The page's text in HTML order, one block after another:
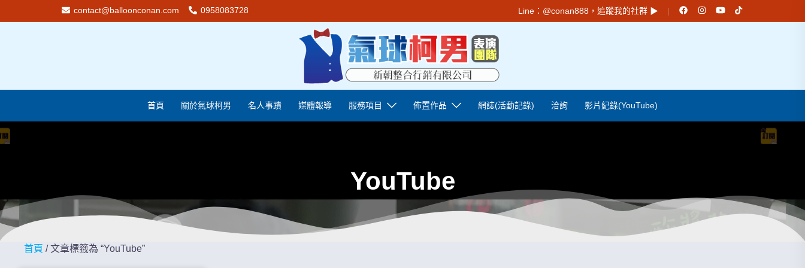
contact@balloonconan.com 0958083728 Line： @conan888 ，追蹤我的社群 ▶︎
首頁 關於氣球柯男 名人事蹟 媒體報導 服務項目 佈置作品 網誌(活動記錄) 洽詢 影片紀錄(YouTube)
YouTube
首頁 / 文章標籤為 “YouTube”